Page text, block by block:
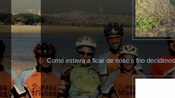
Como estava a ficar de noite e frio